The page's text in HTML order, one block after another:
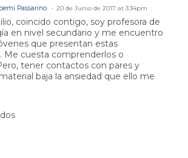
Passarino 20 de Junio de 2017 at 3:34pm
coincido contigo, soy profesora de
en nivel secundario y me encuentro
que presentan estas
Me cuesta comprenderlos o
tener contactos con pares y
baja la ansiedad que ello me